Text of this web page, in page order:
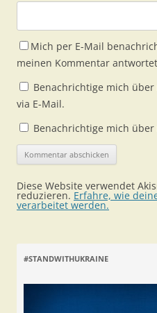
Mich per E-Mail
meinen Kommentar
Benachrichtige mich
via E-Mail.
Benachrichtige mich
Diese Website verwendet
reduzieren. Erfahre, wie
verarbeitet werden.
#STANDWITHUKRAINE